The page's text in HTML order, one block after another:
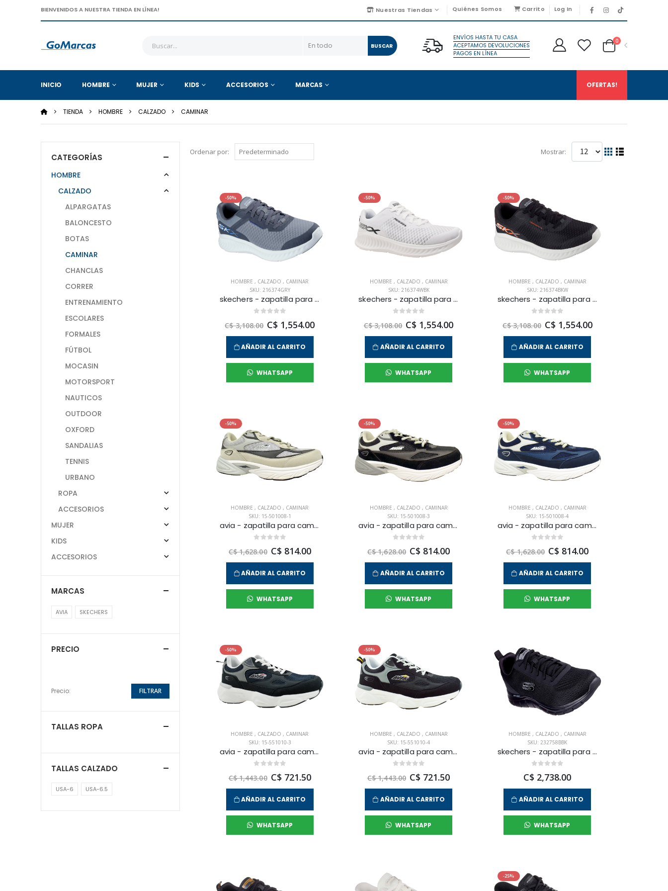
BIENVENIDOS A NUESTRA TIENDA EN LÍNEA! Nuestras Tiendas Quiénes Somos Carrito Log In
BUSCAR
ENVÍOS HASTA TU CASA
ACEPTAMOS DEVOLUCIONES
PAGOS EN LÍNEA
0
INICIO HOMBRE MUJER KIDS ACCESORIOS MARCAS OFERTAS!
TIENDA HOMBRE CALZADO CAMINAR
Ordenar por: Mostrar:
-50%
HOMBRE, CALZADO, CAMINAR
SKU: 216374GRY
skechers - zapatilla para caminar nowl para hombre
C$ 3,108.00 C$ 1,554.00
AÑADIR AL CARRITO
WHATSAPP
-50%
HOMBRE , CALZADO , CAMINAR
SKU: 216374WBK
skechers - zapatilla para caminar nowl para hombre
C$ 3,108.00 C$ 1,554.00
AÑADIR AL CARRITO
WHATSAPP
-50%
HOMBRE , CALZADO , CAMINAR
SKU: 216374BKW
skechers - zapatilla para caminar nowl para hombre
C$ 3,108.00 C$ 1,554.00
AÑADIR AL CARRITO
WHATSAPP
-50%
HOMBRE, CALZADO, CAMINAR
SKU: 15-501008-1
avia - zapatilla para caminar garnet para hombre
C$ 1,628.00 C$ 814.00
AÑADIR AL CARRITO
WHATSAPP
-50%
HOMBRE , CALZADO , CAMINAR
SKU: 15-501008-3
avia - zapatilla para caminar garnet para hombre
C$ 1,628.00 C$ 814.00
AÑADIR AL CARRITO
WHATSAPP
-50%
HOMBRE , CALZADO , CAMINAR
SKU: 15-501008-4
avia - zapatilla para caminar garnet para hombre
C$ 1,628.00 C$ 814.00
AÑADIR AL CARRITO
WHATSAPP
-50%
HOMBRE, CALZADO, CAMINAR
SKU: 15-551010-3
avia - zapatilla para caminar keshi para hombre
C$ 1,443.00 C$ 721.50
AÑADIR AL CARRITO
WHATSAPP
-50%
HOMBRE , CALZADO , CAMINAR
SKU: 15-551010-4
avia - zapatilla para caminar keshi para hombre
C$ 1,443.00 C$ 721.50
AÑADIR AL CARRITO
WHATSAPP
HOMBRE , CALZADO , CAMINAR
SKU: 232758BBK
skechers - zapatilla para caminar track para hombre
C$ 2,738.00
AÑADIR AL CARRITO
WHATSAPP
-25%
CATEGORÍAS
HOMBRE
CALZADO
ALPARGATAS
BALONCESTO
BOTAS
CAMINAR
CHANCLAS
CORRER
ENTRENAMIENTO
ESCOLARES
FORMALES
FÚTBOL
MOCASIN
MOTORSPORT
NAUTICOS
OUTDOOR
OXFORD
SANDALIAS
TENNIS
URBANO
ROPA
ACCESORIOS
MUJER
KIDS
ACCESORIOS
MARCAS
AVIA SKECHERS
PRECIO
Precio: FILTRAR
TALLAS ROPA
TALLAS CALZADO
USA-6 USA-6.5